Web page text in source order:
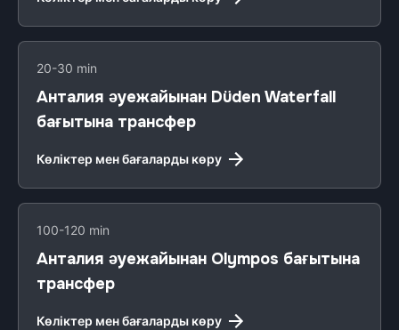
20-30 min
Анталия әуежайынан Düden Waterfall
бағытына трансфер
Көліктер мен бағаларды көру
100-120 min
Анталия әуежайынан Olympos бағытына
трансфер
Көліктер мен бағаларды көру